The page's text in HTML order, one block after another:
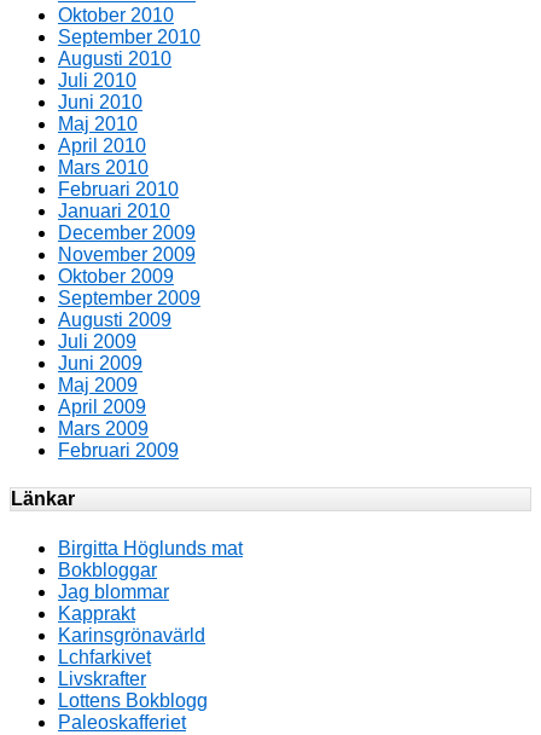
Oktober 2010
September 2010
Augusti 2010
Juli 2010
Juni 2010
Maj 2010
April 2010
Mars 2010
Februari 2010
Januari 2010
December 2009
November 2009
Oktober 2009
September 2009
Augusti 2009
Juli 2009
Juni 2009
Maj 2009
April 2009
Mars 2009
Februari 2009
Länkar
Birgitta Höglunds mat
Bokbloggar
Jag blommar
Kapprakt
Karinsgrönavärld
Lchfarkivet
Livskrafter
Lottens Bokblogg
Paleoskafferiet